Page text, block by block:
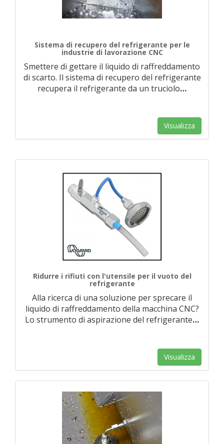
Sistema di recupero del refrigerante per le
industrie di lavorazione CNC
Smettere di gettare il liquido di raffreddamento
di scarto. Il sistema di recupero del refrigerante
recupera il refrigerante da un truciolo…
Visualizza
Ridurre i rifiuti con l'utensile per il vuoto del
refrigerante
Alla ricerca di una soluzione per sprecare il
liquido di raffreddamento della macchina CNC?
Lo strumento di aspirazione del refrigerante…
Visualizza